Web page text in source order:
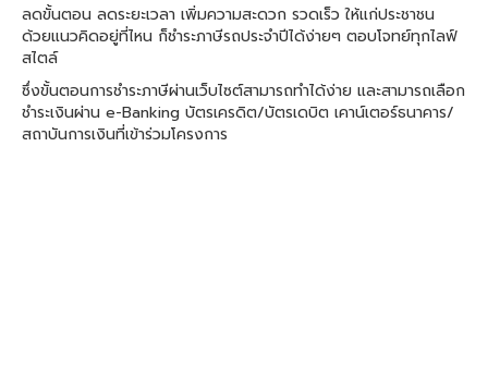
ลดขั้นตอน ลดระยะเวลา เพิ่มความสะดวก รวดเร็ว ให้แก่ประชาชน
ด้วยแนวคิดอยู่ที่ไหน ก็ชำระภาษีรถประจำปีได้ง่ายๆ ตอบโจทย์ทุกไลฟ์
สไตล์
ซึ่งขั้นตอนการชำระภาษีผ่านเว็บไซต์สามารถทำได้ง่าย และสามารถเลือก
ชำระเงินผ่าน e-Banking บัตรเครดิต/บัตรเดบิต เคาน์เตอร์ธนาคาร/
สถาบันการเงินที่เข้าร่วมโครงการ